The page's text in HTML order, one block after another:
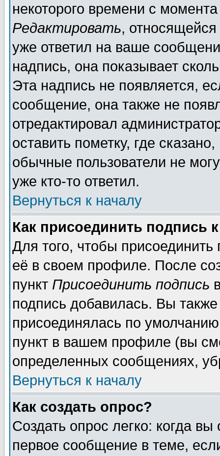
некоторого времени с
Редактировать,
уже ответил на ваше
надпись, она показывает
Эта надпись не появляется,
сообщение, она также не
отредактировал
оставить пометку, где
обычные пользователи не
уже кто-то ответил.
Вернуться к началу
Как присоединить подпись
Для того, чтобы
её в своем профиле. После
пункт Присоединить подпись
подпись добавилась. Вы
присоединялась по
пункт в вашем профиле (вы
определенных сообщениях,
Вернуться к началу
Как создать опрос?
Создать опрос легко: когда
первое сообщение в теме,